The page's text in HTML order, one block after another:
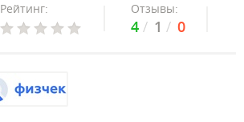
Рейтинг: Отзывы:
4 1 0